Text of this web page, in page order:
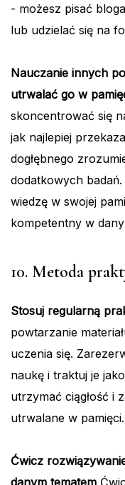
- możesz pisać
lub udzielać się na
Nauczanie innych
utrwalać go w
skoncentrować się
jak najlepiej
dogłębnego
dodatkowych
wiedzę w swojej
kompetentny w
10. Metoda
Stosuj regularną
powtarzanie
uczenia się.
naukę i traktuj je
utrzymać ciągłość i
utrwalane w pamięci.
Ćwicz
danym tematem